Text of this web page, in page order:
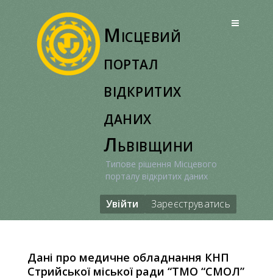
Місцевий
портал
відкритих
даних
Львівщини
Типове рішення Місцевого
порталу відкритих даних
Увійти Зареєструватись
Дані про медичне обладнання КНП
Стрийської міської ради “ТМО “СМОЛ”